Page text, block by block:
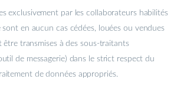
exclusivement par les collaborateurs habilités
en aucun cas cédées, louées ou vendues
être transmises à des sous-traitants
de messagerie) dans le strict respect du
de données appropriés.